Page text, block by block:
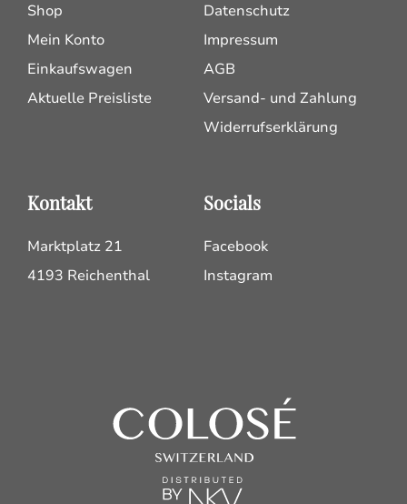
Shop
Mein Konto
Einkaufswagen
Aktuelle Preisliste
Datenschutz
Impressum
AGB
Versand- und Zahlung
Widerrufserklärung
Kontakt
Marktplatz 21
4193 Reichenthal
Socials
Facebook
Instagram